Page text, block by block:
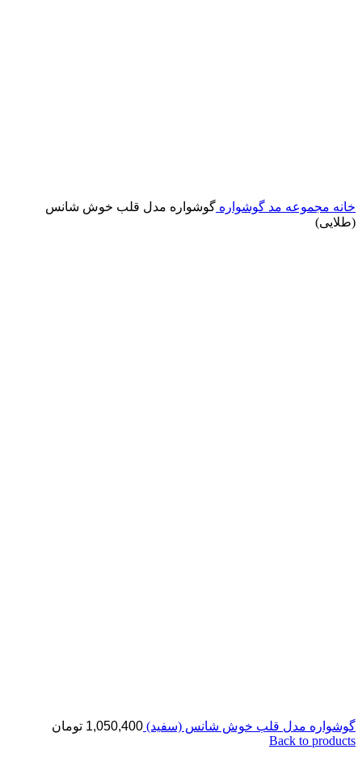
خانه مجموعه مد گوشواره گوشواره مدل قلب خوش شانس
(طلایی)
گوشواره مدل قلب خوش شانس (سفید) 1,050,400 تومان
Back to products